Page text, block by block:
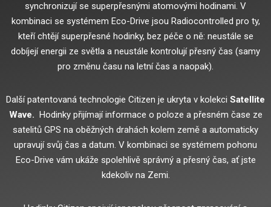
synchronizují se superpřesnými atomovými hodinami. V
kombinaci se systémem Eco-Drive jsou Radiocontrolled pro ty,
kteří chtějí superpřesné hodinky, bez péče o ně: neustále se
dobíjejí energii ze světla a neustále kontrolují přesný čas (samy
pro změnu času na letní čas a naopak).
Další patentovaná technologie Citizen je ukryta v kolekci Satellite
Wave. Hodinky přijímají informace o poloze a přesném čase ze
satelitů GPS na oběžných drahách kolem země a automaticky
upravují svůj čas a datum. V kombinaci se systémem pohonu
Eco-Drive vám ukáže spolehlivě správný a přesný čas, ať jste
kdekoliv na Zemi.